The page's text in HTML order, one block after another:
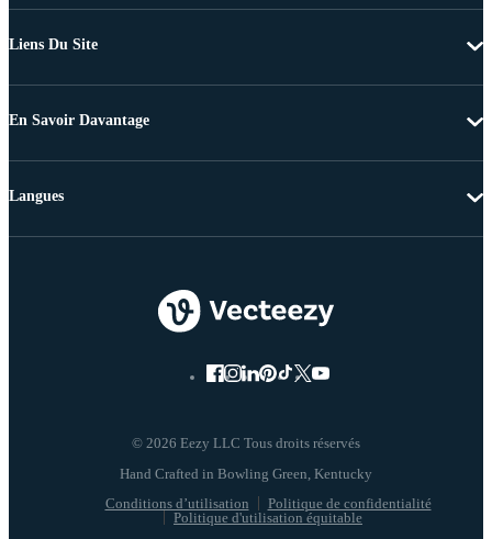
Liens Du Site
En Savoir Davantage
© 2026 Eezy LLC Tous droits réservés
Conditions d’utilisation
Politique de confidentialité
Politique d'utilisation équitable
Langues